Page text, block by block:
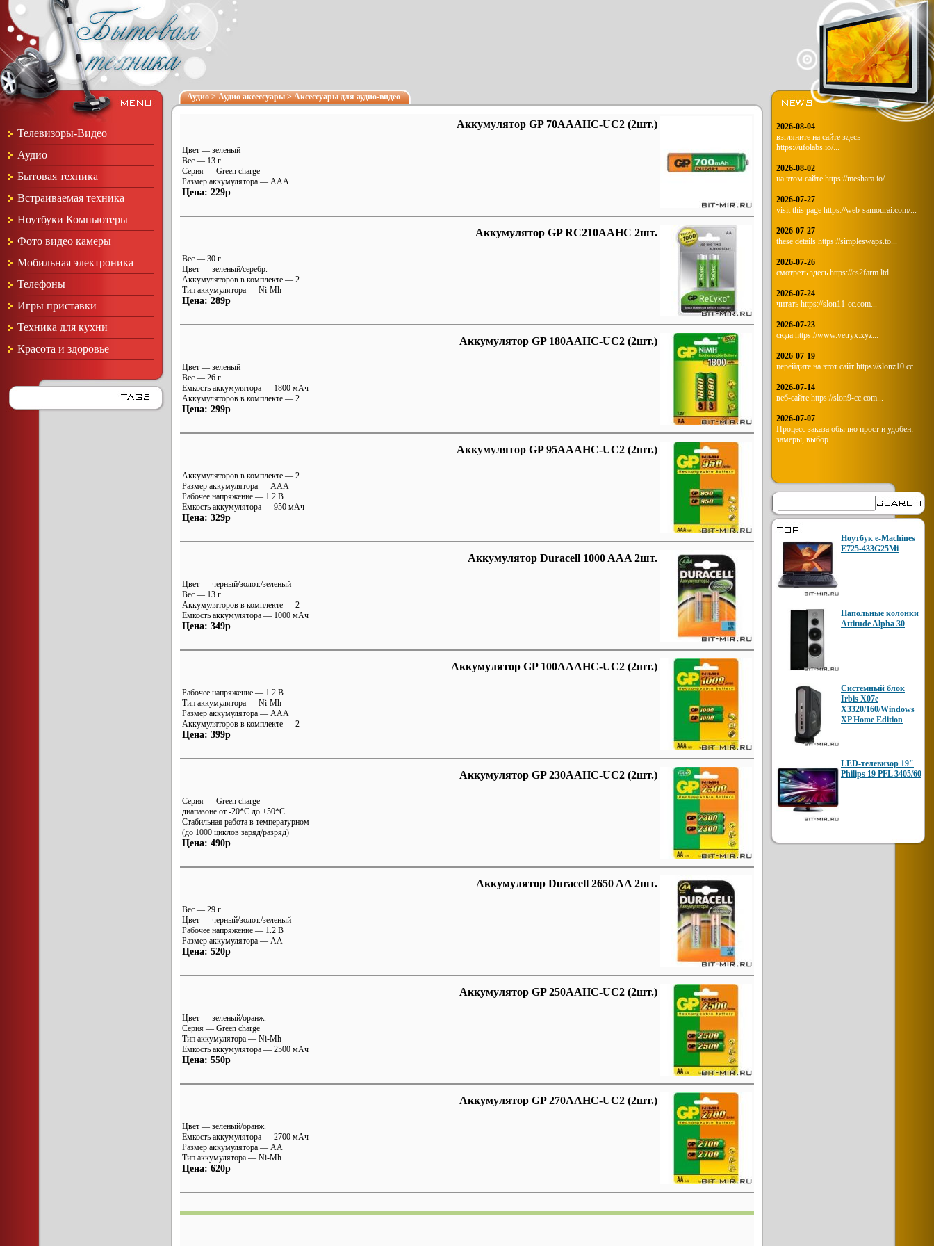
Телевизоры-Видео
Аудио
Бытовая техника
Встраиваемая техника
Ноутбуки Компьютеры
Фото видео камеры
Мобильная электроника
Телефоны
Игры приставки
Техника для кухни
Красота и здоровье
Аудио>Аудио аксессуары>Аксессуары для аудио-видео
Аккумулятор GP 70AAAHC-UC2 (2шт.)
Цвет — зеленый
Вес — 13 г
Серия — Green charge
Размер аккумулятора — AAA
Цена: 229р
Аккумулятор GP RC210AAHC 2шт.
Вес — 30 г
Цвет — зеленый/серебр.
Аккумуляторов в комплекте — 2
Тип аккумулятора — Ni-Mh
Цена: 289р
Аккумулятор GP 180AAHC-UC2 (2шт.)
Цвет — зеленый
Вес — 26 г
Емкость аккумулятора — 1800 мАч
Аккумуляторов в комплекте — 2
Цена: 299р
Аккумулятор GP 95AAAHC-UC2 (2шт.)
Аккумуляторов в комплекте — 2
Размер аккумулятора — AAA
Рабочее напряжение — 1.2 В
Емкость аккумулятора — 950 мАч
Цена: 329р
Аккумулятор Duracell 1000 AAA 2шт.
Цвет — черный/золот./зеленый
Вес — 13 г
Аккумуляторов в комплекте — 2
Емкость аккумулятора — 1000 мАч
Цена: 349р
Аккумулятор GP 100AAAHC-UC2 (2шт.)
Рабочее напряжение — 1.2 В
Тип аккумулятора — Ni-Mh
Размер аккумулятора — AAA
Аккумуляторов в комплекте — 2
Цена: 399р
Аккумулятор GP 230AAHC-UC2 (2шт.)
Серия — Green charge
диапазоне от -20*С до +50*С
Стабильная работа в температурном
(до 1000 циклов заряд/разряд)
Цена: 490р
Аккумулятор Duracell 2650 AA 2шт.
Вес — 29 г
Цвет — черный/золот./зеленый
Рабочее напряжение — 1.2 В
Размер аккумулятора — AA
Цена: 520р
Аккумулятор GP 250AAHC-UC2 (2шт.)
Цвет — зеленый/оранж.
Серия — Green charge
Тип аккумулятора — Ni-Mh
Емкость аккумулятора — 2500 мАч
Цена: 550р
Аккумулятор GP 270AAHC-UC2 (2шт.)
Цвет — зеленый/оранж.
Емкость аккумулятора — 2700 мАч
Размер аккумулятора — AA
Тип аккумулятора — Ni-Mh
Цена: 620р
2026-08-04
взгляните на сайте здесь
https://ufolabs.io/...
2026-08-02
на этом сайте https://meshara.io/...
2026-07-27
visit this page https://web-samourai.com/...
2026-07-27
these details https://simpleswaps.to...
2026-07-26
смотреть здесь https://cs2farm.ltd...
2026-07-24
читать https://slon11-cc.com...
2026-07-23
сюда https://www.vetryx.xyz...
2026-07-19
перейдите на этот сайт https://slonz10.cc...
2026-07-14
веб-сайте https://slon9-cc.com...
2026-07-07
Процесс заказа обычно прост и удобен:
замеры, выбор...
Ноутбук e-Machines
E725-433G25Mi
Напольные колонки
Attitude Alpha 30
Системный блок
Irbis X07e
X3320/160/Windows
XP Home Edition
LED-телевизор 19"
Philips 19 PFL 3405/60